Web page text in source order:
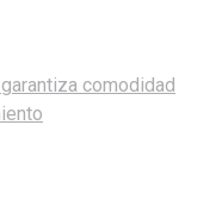
comodidad